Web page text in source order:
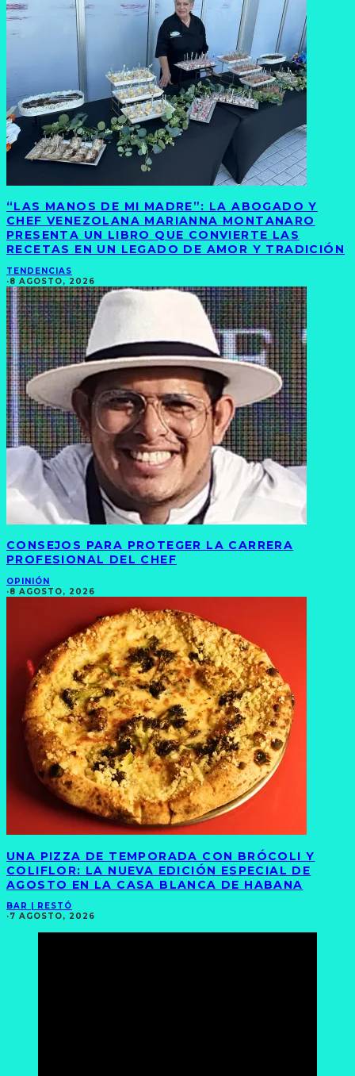
“LAS MANOS DE MI MADRE”: LA ABOGADO Y
CHEF VENEZOLANA MARIANNA MONTANARO
PRESENTA UN LIBRO QUE CONVIERTE LAS
RECETAS EN UN LEGADO DE AMOR Y TRADICIÓN
TENDENCIAS
·8 AGOSTO, 2026
CONSEJOS PARA PROTEGER LA CARRERA
PROFESIONAL DEL CHEF
OPINIÓN
·8 AGOSTO, 2026
UNA PIZZA DE TEMPORADA CON BRÓCOLI Y
COLIFLOR: LA NUEVA EDICIÓN ESPECIAL DE
AGOSTO EN LA CASA BLANCA DE HABANA
BAR | RESTÓ
·7 AGOSTO, 2026